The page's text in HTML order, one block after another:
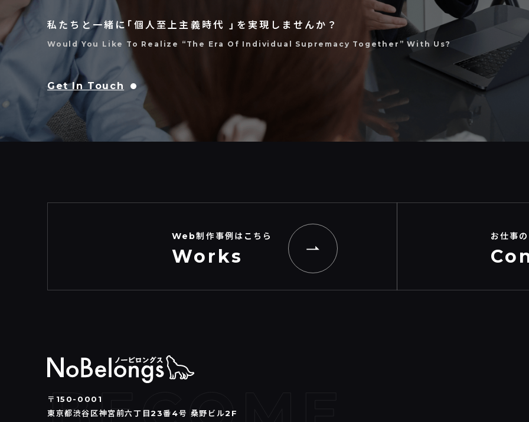
私たちと一緒に「個人至上主義時代 」を実現しませんか？
Would You Like To Realize “the Era Of Individual Supremacy Together” With Us?
Get In Touch
Web制作事例はこちら
Works
お仕事
〒150-0001
東京都渋谷区神宮前六丁目23番4号 桑野ビル2F